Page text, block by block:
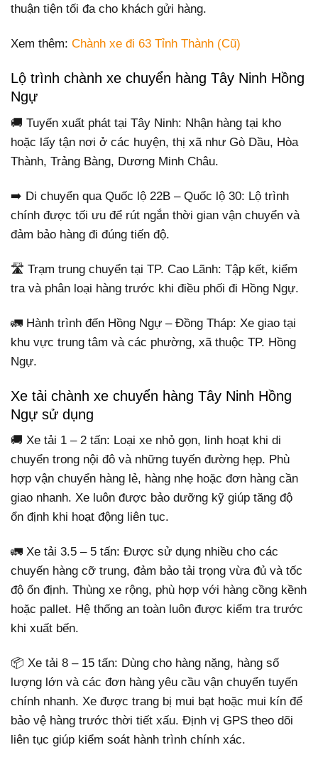
thuận tiện tối đa cho khách gửi hàng.
Xem thêm: Chành xe đi 63 Tỉnh Thành (Cũ)
Lộ trình chành xe chuyển hàng Tây Ninh Hồng
Ngự
🚚 Tuyến xuất phát tại Tây Ninh: Nhận hàng tại kho
hoặc lấy tận nơi ở các huyện, thị xã như Gò Dầu, Hòa
Thành, Trảng Bàng, Dương Minh Châu.
➡️ Di chuyển qua Quốc lộ 22B – Quốc lộ 30: Lộ trình
chính được tối ưu để rút ngắn thời gian vận chuyển và
đảm bảo hàng đi đúng tiến độ.
🛣️ Trạm trung chuyển tại TP. Cao Lãnh: Tập kết, kiểm
tra và phân loại hàng trước khi điều phối đi Hồng Ngự.
🚛 Hành trình đến Hồng Ngự – Đồng Tháp: Xe giao tại
khu vực trung tâm và các phường, xã thuộc TP. Hồng
Ngự.
Xe tải chành xe chuyển hàng Tây Ninh Hồng
Ngự sử dụng
🚚 Xe tải 1 – 2 tấn: Loại xe nhỏ gọn, linh hoạt khi di
chuyển trong nội đô và những tuyến đường hẹp. Phù
hợp vận chuyển hàng lẻ, hàng nhẹ hoặc đơn hàng cần
giao nhanh. Xe luôn được bảo dưỡng kỹ giúp tăng độ
ổn định khi hoạt động liên tục.
🚛 Xe tải 3.5 – 5 tấn: Được sử dụng nhiều cho các
chuyến hàng cỡ trung, đảm bảo tải trọng vừa đủ và tốc
độ ổn định. Thùng xe rộng, phù hợp với hàng cồng kềnh
hoặc pallet. Hệ thống an toàn luôn được kiểm tra trước
khi xuất bến.
📦 Xe tải 8 – 15 tấn: Dùng cho hàng nặng, hàng số
lượng lớn và các đơn hàng yêu cầu vận chuyển tuyến
chính nhanh. Xe được trang bị mui bạt hoặc mui kín để
bảo vệ hàng trước thời tiết xấu. Định vị GPS theo dõi
liên tục giúp kiểm soát hành trình chính xác.